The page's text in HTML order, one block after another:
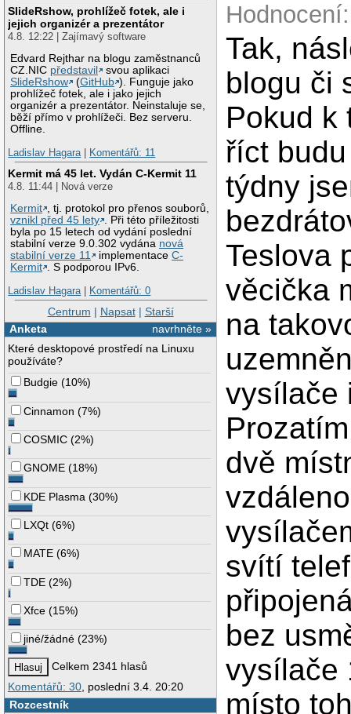
SlideRshow, prohlížeč fotek, ale i
jejich organizér a prezentátor
4.8. 12:22 | Zajímavý software
Edvard Rejthar na blogu zaměstnanců
CZ.NIC představil
svou aplikaci
SlideRshow
(GitHub ). Funguje jako
prohlížeč fotek, ale i jako jejich
organizér a prezentátor. Neinstaluje se,
běží přímo v prohlížeči. Bez serveru.
Offline.
Ladislav Hagara| Komentářů: 11
Kermit má 45 let. Vydán C-Kermit 11
4.8. 11:44 | Nová verze
Kermit , tj. protokol pro přenos souborů,
vznikl před 45 lety . Při této příležitosti
byla po 15 letech od vydání poslední
stabilní verze 9.0.302 vydána nová
stabilní verze 11
implementaceC-
Kermit . S podporou IPv6.
Ladislav Hagara| Komentářů: 0
Centrum | Napsat| Starší
navrhněte »
Anketa
Které desktopové prostředí na Linuxu
používáte?
Budgie (10%)
Cinnamon (7%)
COSMIC (2%)
GNOME (18%)
KDE Plasma (30%)
LXQt (6%)
MATE (6%)
TDE (2%)
Xfce (15%)
jiné/žádné (23%)
Celkem 2341 hlasů
Komentářů: 30 , poslední 3.4. 20:20
Rozcestník
Tak,
blogu či
Pokud k
říct
týdny
Teslova
věcička
na
vysílače
dvě
svítí
bez
vysílače
místo